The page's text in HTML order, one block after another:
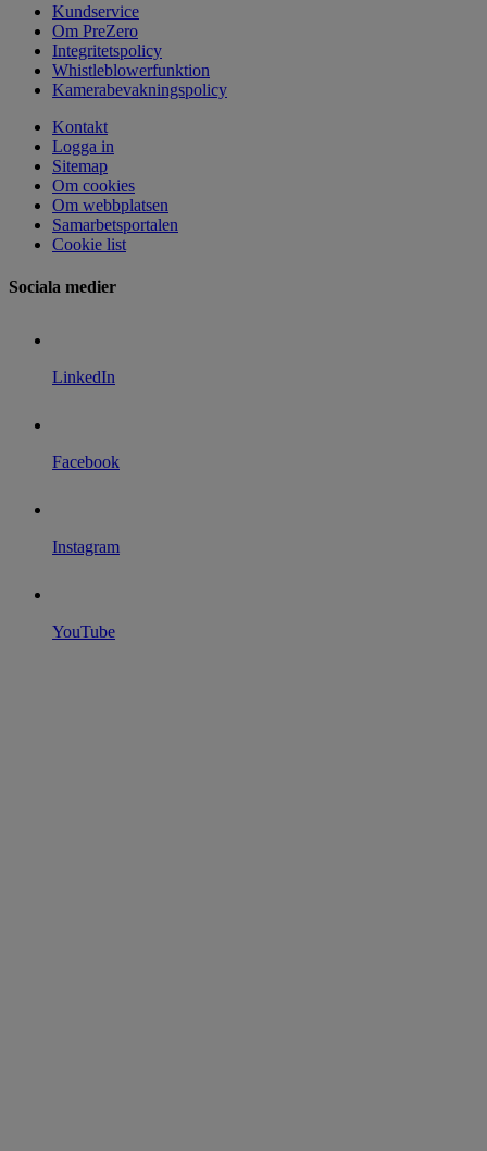
Kundservice
Om PreZero
Integritetspolicy
Whistleblowerfunktion
Kamerabevakningspolicy
Kontakt
Logga in
Sitemap
Om cookies
Om webbplatsen
Samarbetsportalen
Cookie list
Sociala medier
LinkedIn
Facebook
Instagram
YouTube